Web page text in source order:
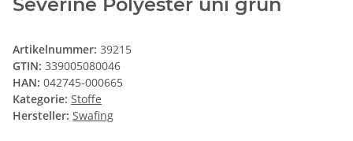
Artikelnummer: 39215
GTIN: 339005080046
HAN: 042745-000665
Kategorie: Stoffe
Hersteller: Swafing